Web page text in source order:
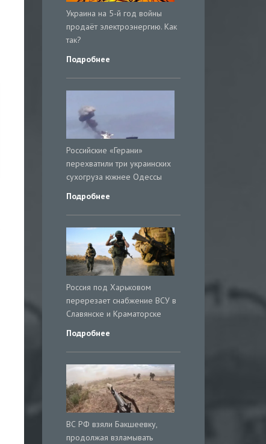
Украина на 5-й год войны
продаёт электроэнергию. Как
так?
Подробнее
Российские «Герани»
перехватили три украинских
сухогруза южнее Одессы
Подробнее
Россия под Харьковом
перерезает снабжение ВСУ в
Славянске и Краматорске
Подробнее
ВС РФ взяли Бакшеевку,
продолжая взламывать